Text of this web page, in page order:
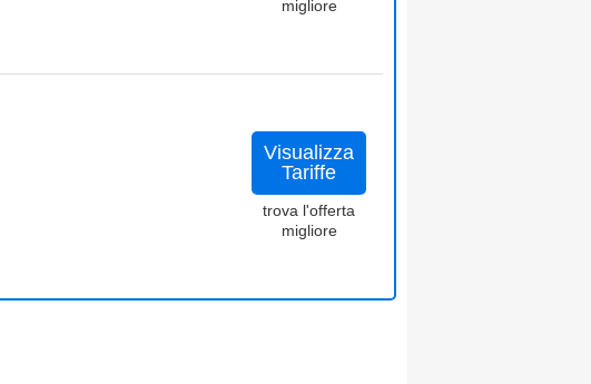
migliore
Visualizza
Tariffe
trova l'offerta
migliore